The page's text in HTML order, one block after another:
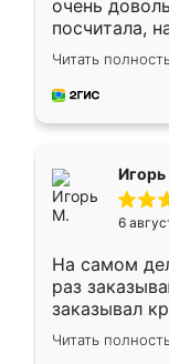
очень
посчитала,
Замерщик
делу со
за день,
Читать
6
На самом
раз
заказывал
ребёнка при
заказал
Читать